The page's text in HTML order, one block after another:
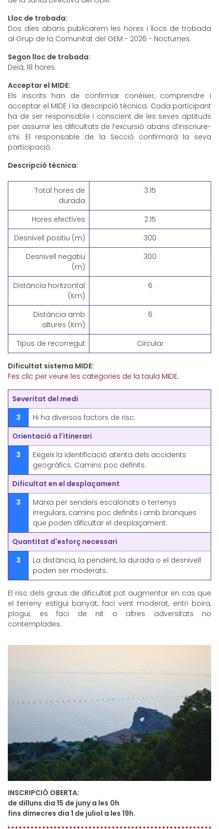
Lloc de trobada:
Dos dies abans publicarem les hores i llocs de trobada
al Grup de la Comunitat del GEM - 2026 - Nocturnes.
Segon lloc de trobada:
Deià, 18 hores.
Acceptar el MIDE:
Els inscrits han de confirmar conèixer, comprendre i
acceptar el MIDE i la descripció tècnica. Cada participant
ha de ser responsable i conscient de les seves aptituds
per assumir les dificultats de l’excursió abans d’inscriure-
s’hi. El responsable de la Secció confirmarà la seva
participació.
Descripció tècnica:
Total hores de
durada
3:15
Hores efectives
2:15
Desnivell positiu (m)
300
Desnivell negatiu
(m)
300
Distància horitzontal
(Km)
6
Distància amb
altures (Km)
6
Tipus de recorregut Circular
Dificultat sistema MIDE:
Fes clic per veure les categories de la taula MIDE.
Severitat del medi
3
Hi ha diversos factors de risc.
Orientació a l'itinerari
3
Exigeix la identificació atenta dels accidents
geogràfics. Camins poc definits.
Dificultat en el desplaçament
3
Marxa per senders escalonats o terrenys
irregulars, camins poc definits i amb branques
que poden dificultar el desplaçament.
Quantitat d'esforç necessari
3
La distància, la pendent, la durada o el desnivell
poden ser moderats.
El risc dels graus de dificultat pot augmentar en cas que
el terreny estigui banyat, faci vent moderat, entri boira,
plogui, es faci de nit o altres adversitats no
contemplades.
INSCRIPCIÓ OBERTA:
de dilluns dia 15 de juny a les 0h
fins dimecres dia 1 de juliol a les 19h.